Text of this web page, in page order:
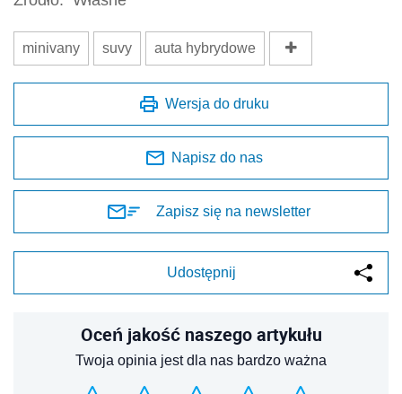
minivany suvy auta hybrydowe
Wersja do druku
Napisz do nas
Zapisz się na newsletter
Udostępnij
Oceń jakość naszego artykułu
Twoja opinia jest dla nas bardzo ważna